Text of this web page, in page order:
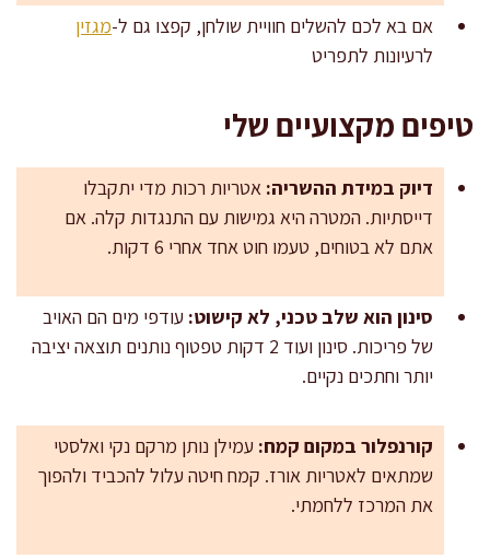
אם בא לכם להשלים חוויית שולחן, קפצו גם ל-מגזין
לרעיונות לתפריט
טיפים מקצועיים שלי
דיוק במידת ההשריה: אטריות רכות מדי יתקבלו
דייסתיות. המטרה היא גמישות עם התנגדות קלה. אם
אתם לא בטוחים, טעמו חוט אחד אחרי 6 דקות.
סינון הוא שלב טכני, לא קישוט: עודפי מים הם האויב
של פריכות. סינון ועוד 2 דקות טפטוף נותנים תוצאה יציבה
יותר וחתכים נקיים.
קורנפלור במקום קמח: עמילן נותן מרקם נקי ואלסטי
שמתאים לאטריות אורז. קמח חיטה עלול להכביד ולהפוך
את המרכז ללחמתי.